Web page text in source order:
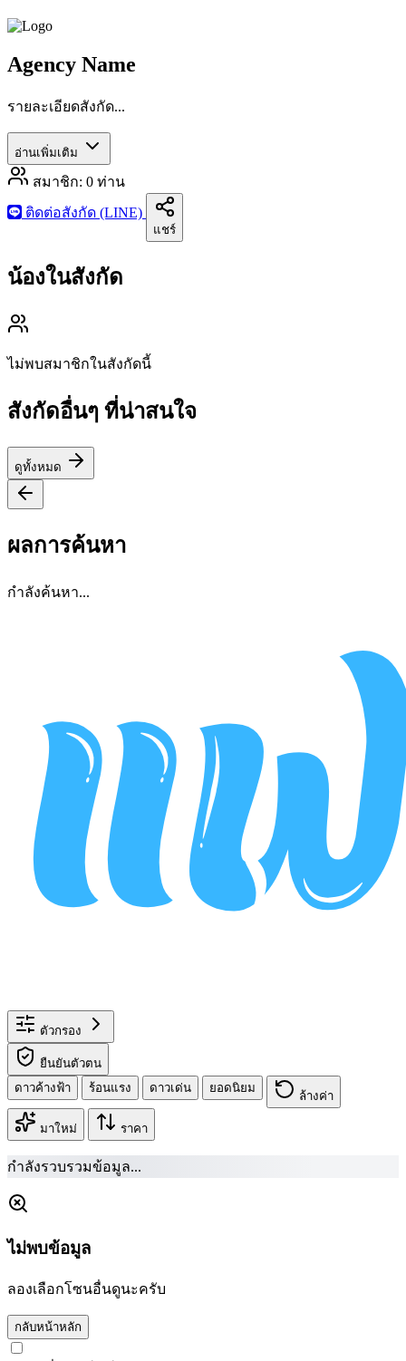
Agency Name
รายละเอียดสังกัด...
อ่านเพิ่มเติม
สมาชิก: 0 ท่าน
ติดต่อสังกัด (LINE)
แชร์
น้องในสังกัด
ไม่พบสมาชิกในสังกัดนี้
สังกัดอื่นๆ ที่น่าสนใจ
ดูทั้งหมด
ผลการค้นหา
กำลังค้นหา...
ตัวกรอง
ยืนยันตัวตน
ดาวค้างฟ้า
ร้อนแรง ดาวเด่น ยอดนิยม
ล้างค่า
มาใหม่ ราคา
กำลังรวบรวมข้อมูล...
ไม่พบข้อมูล
ลองเลือกโซนอื่นดูนะครับ
กลับหน้าหลัก